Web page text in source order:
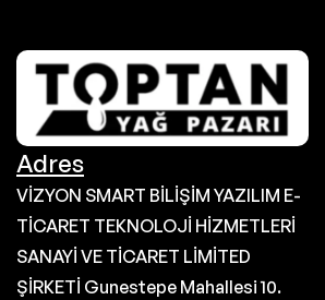
Adres
VİZYON SMART BİLİŞİM YAZILIM E-
TİCARET TEKNOLOJİ HİZMETLERİ
SANAYİ VE TİCARET LİMİTED
ŞİRKETİ Gunestepe Mahallesi 10.